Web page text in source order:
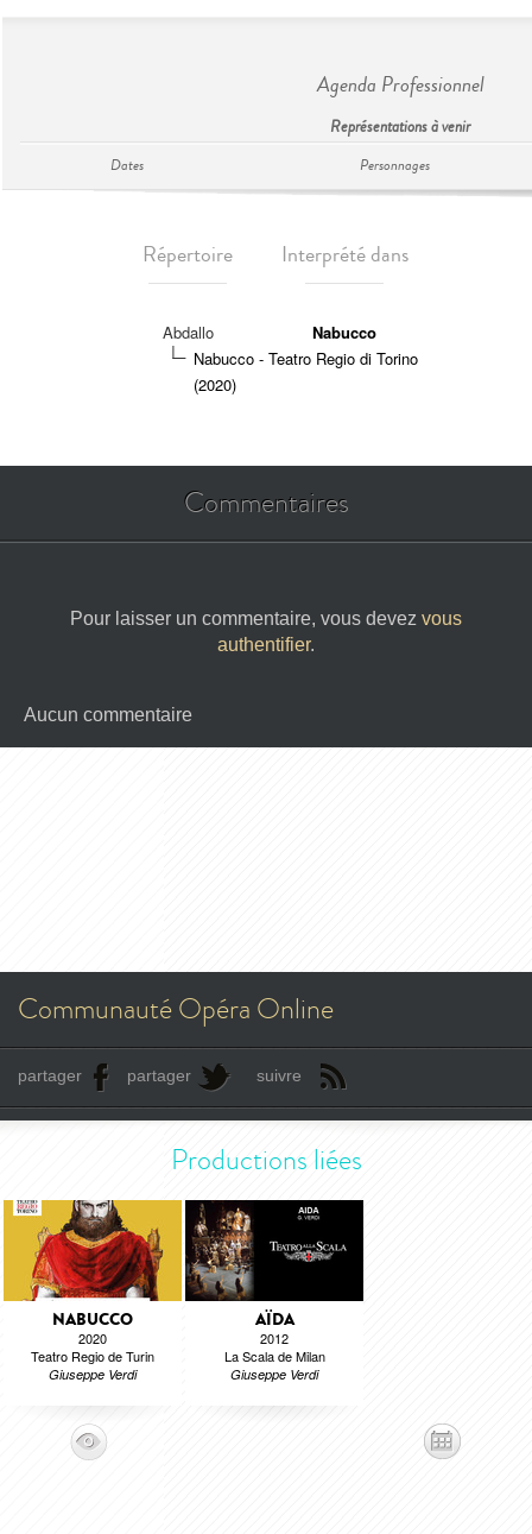
Agenda Professionnel
Représentations à venir
Dates Personnages
Répertoire Interprété dans
Abdallo
Nabucco
Nabucco - Teatro Regio di Torino
(2020)
Commentaires
Pour laisser un commentaire, vous devez vous
authentifier.
Aucun commentaire
Communauté Opéra Online
partager partager suivre
Productions liées
NABUCCO
2020
Teatro Regio de Turin
Giuseppe Verdi
AÏDA
2012
La Scala de Milan
Giuseppe Verdi